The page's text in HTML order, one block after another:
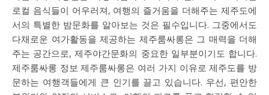
로컬 음식들이 어우러져, 여행의 즐거움을 더해주는 제주도에
서의 특별한 밤문화를 알아보는 것은 필수입니다. 그중에서도
다채로운 여가활동을 제공하는 제주룸싸롱은 그 매력을 더해
주는 공간으로, 제주야간문화의 중요한 일부분이기도 합니다.
제주룸싸롱 정보 제주룸싸롱은 여러 가지 이유로 제주도를 방
문하는 여행객들에게 큰 인기를 끌고 있습니다. 우선, 편안한